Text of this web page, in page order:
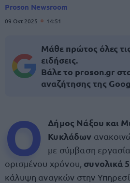
Proson Newsroom
09 Οκτ 2025 14:51
Μάθε πρώτος όλες
ειδήσεις.
Βάλε το proson.gr
αναζήτησης της
Ο
Δήμος Νάξου και
Κυκλάδων
με σύμβαση
ορισμένου χρόνου, συνολικά
κάλυψη αναγκών στην